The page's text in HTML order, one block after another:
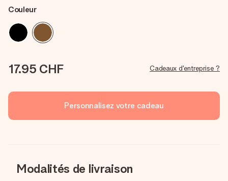
Couleur
17.95 CHF Cadeaux d'entreprise ?
Personnalisez votre cadeau
Modalités de livraison